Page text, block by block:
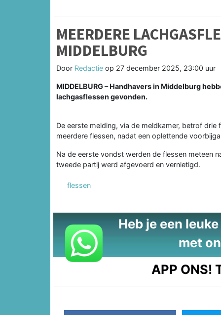
MEERDERE
MIDDELBURG
Door Redactie op 27 december 2025, 23:00 uur
MIDDELBURG – Handhavers in Middelburg
lachgasflessen gevonden.
De eerste melding, via de meldkamer, betrof
meerdere flessen, nadat een oplettende
Na de eerste vondst werden de flessen meteen
tweede partij werd afgevoerd en vernietigd.
flessen
Heb je een
met
APP ONS!